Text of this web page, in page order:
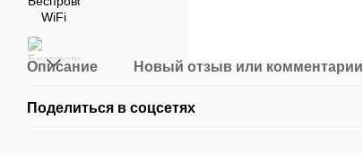
Описание Новый отзыв или комментарий
Поделиться в соцсетях